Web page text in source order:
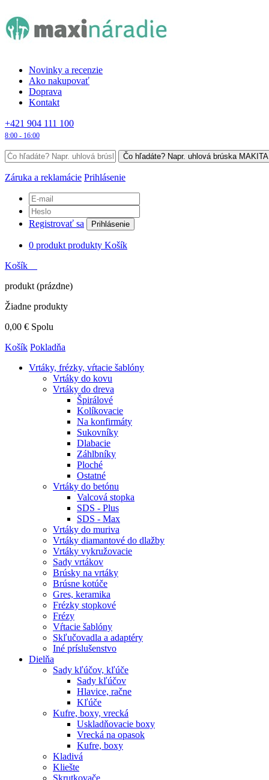
Novinky a recenzie
Ako nakupovať
Doprava
Kontakt
+421 904 111 100
8:00 - 16:00
Záruka a reklamácie Prihlásenie
Registrovať sa Prihlásenie
0 produkt produkty Košík
Košík
produkt (prázdne)
Žiadne produkty
0,00 € Spolu
Košík Pokladňa
Vrtáky, frézky, vŕtacie šablóny
Vrtáky do kovu
Vrtáky do dreva
Špirálové
Kolíkovacie
Na konfirmáty
Sukovníky
Dlabacie
Záhlbníky
Ploché
Ostatné
Vrtáky do betónu
Valcová stopka
SDS - Plus
SDS - Max
Vrtáky do muriva
Vrtáky diamantové do dlažby
Vrtáky vykružovacie
Sady vrtákov
Brúsky na vrtáky
Brúsne kotúče
Gres, keramika
Frézky stopkové
Frézy
Vŕtacie šablóny
Skľučovadla a adaptéry
Iné príslušenstvo
Dielňa
Sady kľúčov, kľúče
Sady kľúčov
Hlavice, račne
Kľúče
Kufre, boxy, vrecká
Uskladňovacie boxy
Vrecká na opasok
Kufre, boxy
Kladivá
Kliešte
Skrutkovače